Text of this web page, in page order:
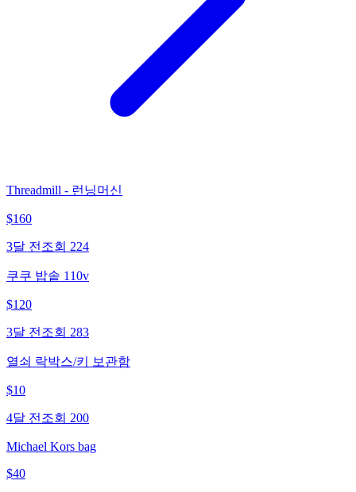
Threadmill - 런닝머신
$160
3달 전 조회 224
쿠쿠 밥솥 110v
$120
3달 전 조회 283
열쇠 락박스/키 보관함
$10
4달 전 조회 200
Michael Kors bag
$40